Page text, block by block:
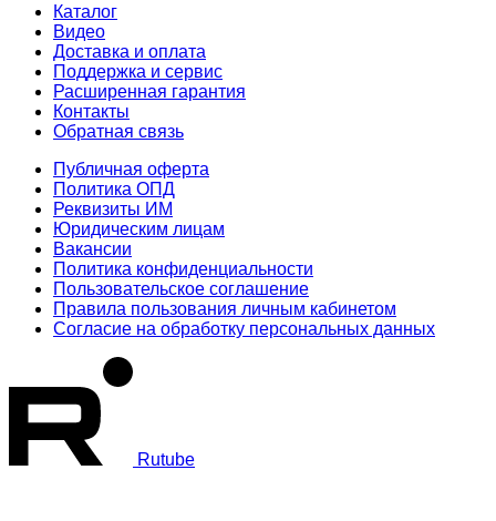
Каталог
Видео
Доставка и оплата
Поддержка и сервис
Расширенная гарантия
Контакты
Обратная связь
Публичная оферта
Политика ОПД
Реквизиты ИМ
Юридическим лицам
Вакансии
Политика конфиденциальности
Пользовательское соглашение
Правила пользования личным кабинетом
Согласие на обработку персональных данных
Rutube